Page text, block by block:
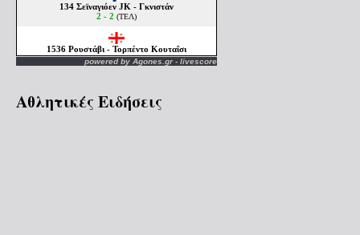
powered by Agones.gr- livescore
Αθλητικές Ειδήσεις